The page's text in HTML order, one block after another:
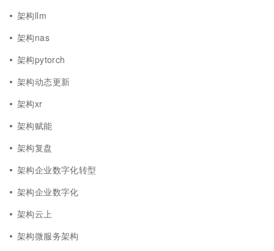
架构llm
架构nas
架构pytorch
架构动态更新
架构xr
架构赋能
架构复盘
架构企业数字化转型
架构企业数字化
架构云上
架构微服务架构